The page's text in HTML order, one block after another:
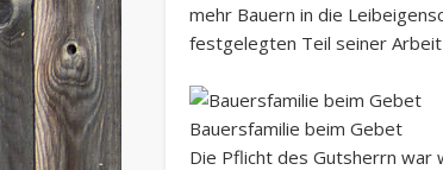
mehr Bauern in die
festgelegten Teil seiner
Bauersfamilie beim Gebet
Die Pflicht des Gutsherrn war